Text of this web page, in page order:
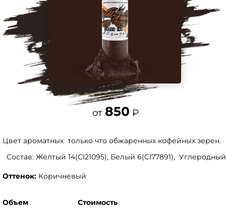
от 850 ₽
Цвет ароматных только что обжаренных кофейных зерен.
Состав: Желтый 14(CI21095), Белый 6(CI77891),
Оттенок: Коричневый
Объем Стоимость